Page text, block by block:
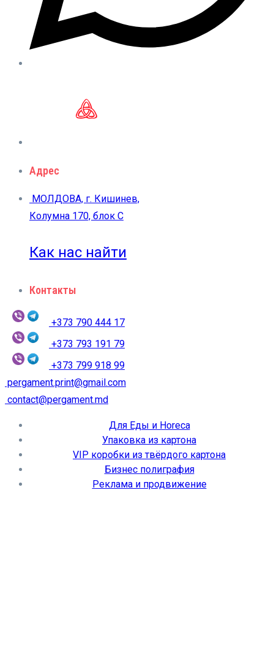
Адрес
МОЛДОВА, г. Кишинев,
Колумна 170, блок C
Как нас найти
Контакты
+373 790 444 17
+373 793 191 79
+373 799 918 99
pergament.print@gmail.com
contact@pergament.md
Для Еды и Horeca
Упаковка из картона
VIP коробки из твёрдого картона
Бизнес полиграфия
Реклама и продвижение